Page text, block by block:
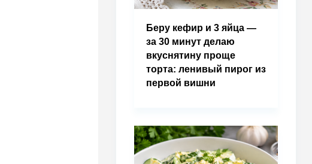
Беру кефир и 3 яйца —
за 30 минут делаю
вкуснятину проще
торта: ленивый пирог из
первой вишни